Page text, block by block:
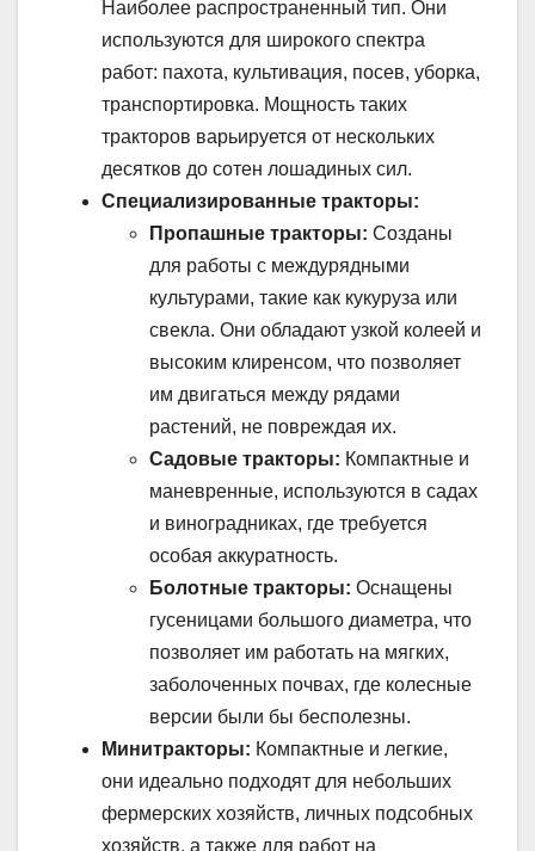
Наиболее распространенный тип. Они
используются для широкого спектра
работ: пахота, культивация, посев, уборка,
транспортировка. Мощность таких
тракторов варьируется от нескольких
десятков до сотен лошадиных сил.
Специализированные тракторы:
Пропашные тракторы: Созданы
для работы с междурядными
культурами, такие как кукуруза или
свекла. Они обладают узкой колеей и
высоким клиренсом, что позволяет
им двигаться между рядами
растений, не повреждая их.
Садовые тракторы: Компактные и
маневренные, используются в садах
и виноградниках, где требуется
особая аккуратность.
Болотные тракторы: Оснащены
гусеницами большого диаметра, что
позволяет им работать на мягких,
заболоченных почвах, где колесные
версии были бы бесполезны.
Минитракторы: Компактные и легкие,
они идеально подходят для небольших
фермерских хозяйств, личных подсобных
хозяйств, а также для работ на